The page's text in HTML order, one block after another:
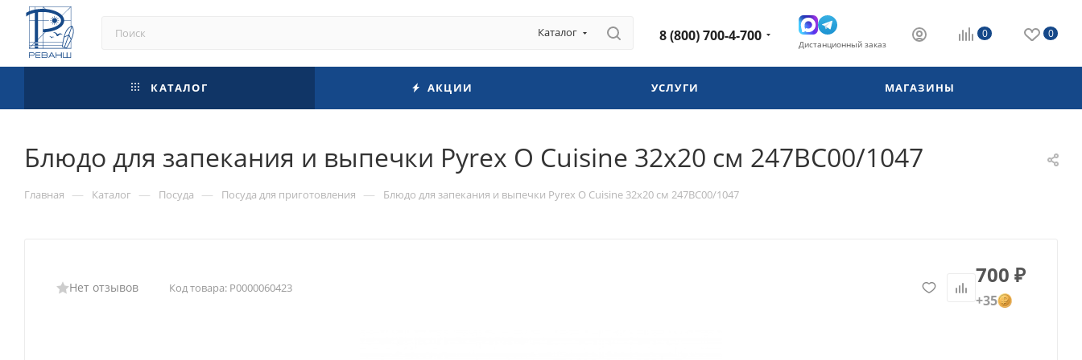
Каталог 8 (800) 700-4-700 Дистанционный заказ
0 0
КАТАЛОГ АКЦИИ УСЛУГИ МАГАЗИНЫ
Блюдо для запекания и выпечки Pyrex O Cuisine 32х20 см 247BC00/1047
Главная — Каталог — Посуда — Посуда для приготовления — Блюдо для запекания и выпечки Pyrex O Cuisine 32х20 см 247BC00/1047
Нет отзывов Код товара: Р0000060423 700 ₽
+35